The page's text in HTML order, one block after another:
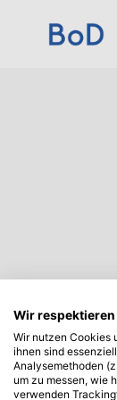
Wir
Wir nutzen Cookies
ihnen sind
Analysemethoden
um zu messen, wie
verwenden